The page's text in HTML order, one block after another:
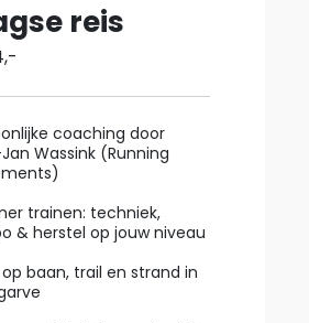
reis
coaching door
Wassink (Running
trainen: techniek,
& herstel op jouw niveau
baan, trail en strand in